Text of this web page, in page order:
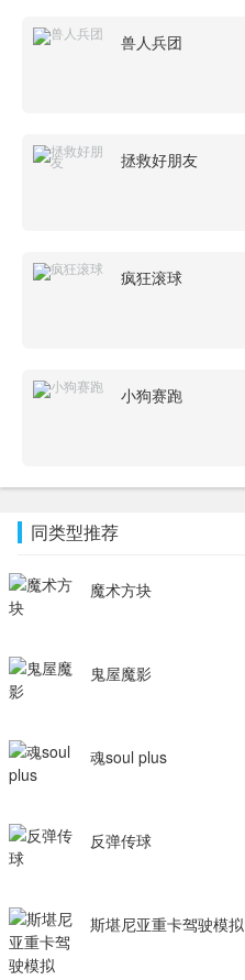
兽人兵团
拯救好朋友
疯狂滚球
小狗赛跑
同类型推荐
魔术方块
鬼屋魔影
魂soul plus
反弹传球
斯堪尼亚重卡驾驶模拟